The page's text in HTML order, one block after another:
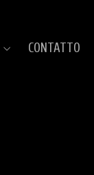
CONTATTO